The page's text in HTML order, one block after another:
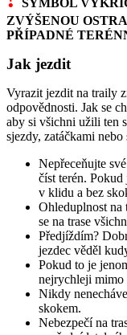
ZVÝŠENOU
PŘÍPADNÉ
Jak jezdit
Vyrazit jezdit na traily
odpovědnosti. Jak se
aby si všichni užili ten
sjezdy, zatáčkami
Nepřeceňujte
číst terén.
v klidu a bez
Ohleduplnost na
se na trase
Předjíždím?
jezdec věděl
Pokud to je
nejrychleji mimo
Nikdy
skokem.
Nebezpečí na